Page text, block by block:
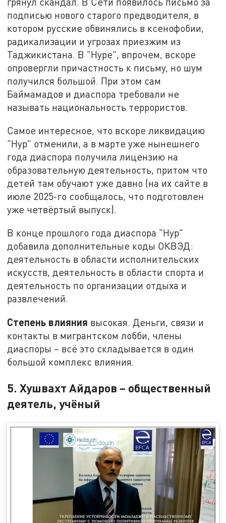
подписью нового старого предводителя, в
котором русские обвинялись в ксенофобии,
радикализации и угрозах приезжим из
Таджикистана. В "Нуре", впрочем, вскоре
опровергли причастность к письму, но шум
получился большой. При этом сам
Баймамадов и диаспора требовали не
называть национальность террористов.
Самое интересное, что вскоре ликвидацию
"Нур" отменили, а в марте уже нынешнего
года диаспора получила лицензию на
образовательную деятельность, притом что
детей там обучают уже давно (на их сайте в
июле 2025-го сообщалось, что подготовлен
уже четвёртый выпуск).
В конце прошлого года диаспора "Нур"
добавила дополнительные коды ОКВЭД:
деятельность в области исполнительских
искусств, деятельность в области спорта и
деятельность по организации отдыха и
развлечений.
Степень влияния высокая. Деньги, связи и
контакты в мигрантском лобби, члены
диаспоры – всё это складывается в один
большой комплекс влияния.
5. Хушвахт Айдаров – общественный
деятель, учёный